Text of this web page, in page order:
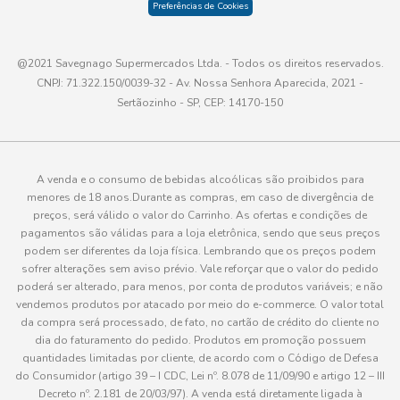
Preferências de Cookies
@2021 Savegnago Supermercados Ltda. - Todos os direitos reservados.
CNPJ: 71.322.150/0039-32 - Av. Nossa Senhora Aparecida, 2021 -
Sertãozinho - SP, CEP: 14170-150
A venda e o consumo de bebidas alcoólicas são proibidos para
menores de 18 anos.Durante as compras, em caso de divergência de
preços, será válido o valor do Carrinho. As ofertas e condições de
pagamentos são válidas para a loja eletrônica, sendo que seus preços
podem ser diferentes da loja física. Lembrando que os preços podem
sofrer alterações sem aviso prévio. Vale reforçar que o valor do pedido
poderá ser alterado, para menos, por conta de produtos variáveis; e não
vendemos produtos por atacado por meio do e-commerce. O valor total
da compra será processado, de fato, no cartão de crédito do cliente no
dia do faturamento do pedido. Produtos em promoção possuem
quantidades limitadas por cliente, de acordo com o Código de Defesa
do Consumidor (artigo 39 – I CDC, Lei nº. 8.078 de 11/09/90 e artigo 12 – III
Decreto nº. 2.181 de 20/03/97). A venda está diretamente ligada à